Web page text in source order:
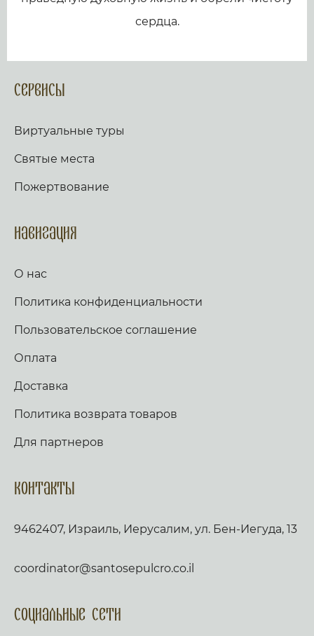
сердца.
Сервисы
Виртуальные туры
Святые места
Пожертвование
Навигация
О нас
Политика конфиденциальности
Пользовательское соглашение
Оплата
Доставка
Политика возврата товаров
Для партнеров
Контакты
9462407, Израиль, Иерусалим, ул. Бен-Иегуда, 13
coordinator@santosepulcro.co.il
Социальные сети